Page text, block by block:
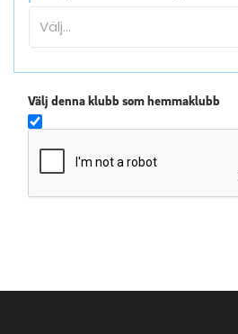
Välj denna klubb som hemmaklubb